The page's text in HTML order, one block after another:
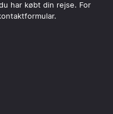
har købt din rejse. For